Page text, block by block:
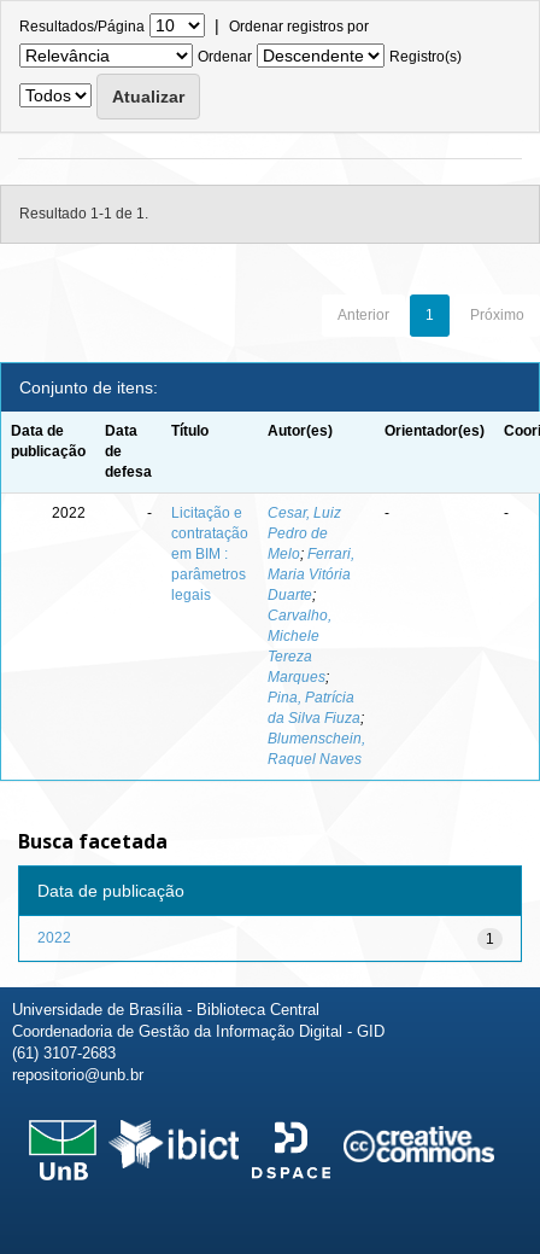
Resultados/Página | Ordenar registros por
Ordenar
Registro(s)
Resultado 1-1 de 1.
Anterior 1 Próximo
Conjunto de itens:
Data de
publicação
Data
de
defesa
Título Autor(es) Orientador(es)
2022 -
Licitação e
contratação
em BIM :
parâmetros
legais
Cesar, Luiz
Pedro de
Melo; Ferrari,
Maria Vitória
Duarte;
Carvalho,
Michele
Tereza
Marques;
Pina, Patrícia
da Silva Fiuza;
Blumenschein,
Raquel Naves
- -
Busca facetada
Data de publicação
1
2022
Universidade de Brasília - Biblioteca Central
Coordenadoria de Gestão da Informação Digital - GID
(61) 3107-2683
repositorio@unb.br